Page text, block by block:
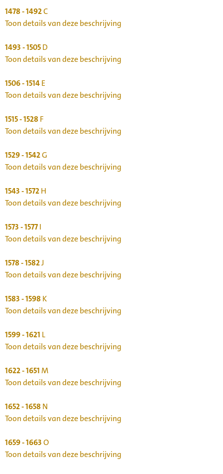
1478 - 1492C
Toon details van deze beschrijving
1493 - 1505D
Toon details van deze beschrijving
1506 - 1514E
Toon details van deze beschrijving
1515 - 1528F
Toon details van deze beschrijving
1529 - 1542G
Toon details van deze beschrijving
1543 - 1572H
Toon details van deze beschrijving
1573 - 1577I
Toon details van deze beschrijving
1578 - 1582J
Toon details van deze beschrijving
1583 - 1598K
Toon details van deze beschrijving
1599 - 1621 L
Toon details van deze beschrijving
1622 - 1651M
Toon details van deze beschrijving
1652 - 1658N
Toon details van deze beschrijving
1659 - 1663O
Toon details van deze beschrijving